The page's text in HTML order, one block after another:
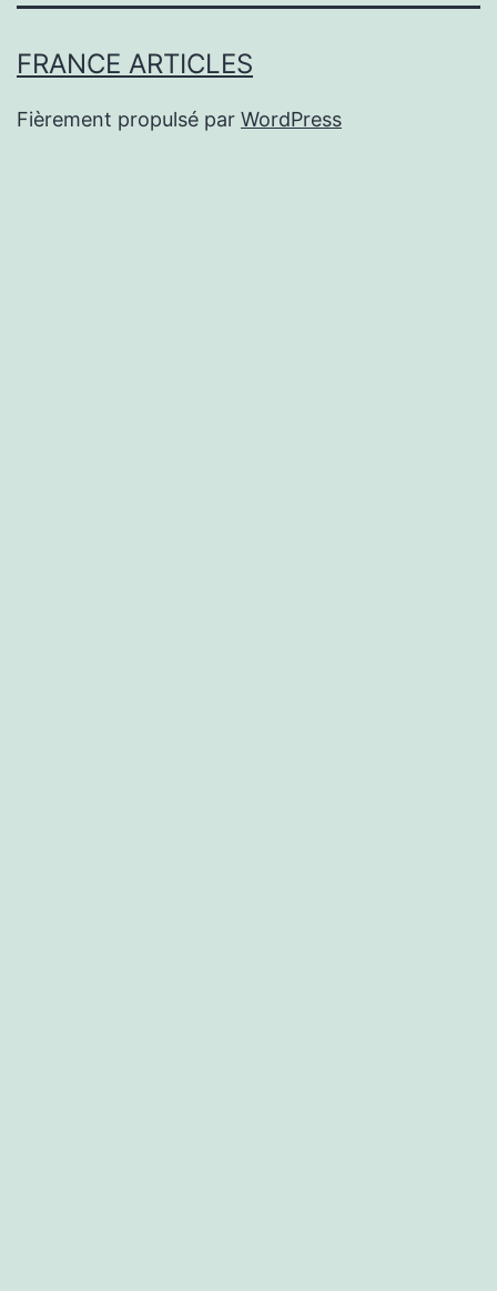
FRANCE ARTICLES
Fièrement propulsé par WordPress